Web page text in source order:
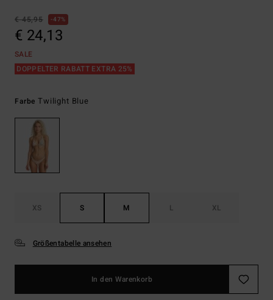
€ 45,95 47%
€ 24,13
SALE
DOPPELTER RABATT EXTRA 25%
FarbeTwilight Blue
XS S M L XL
Größentabelle ansehen
In den Warenkorb